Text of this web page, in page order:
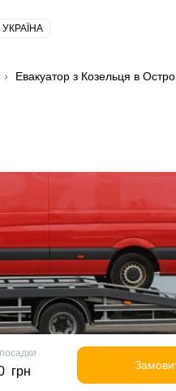
УКРАЇНА
Евакуатор з Козельця в
грн